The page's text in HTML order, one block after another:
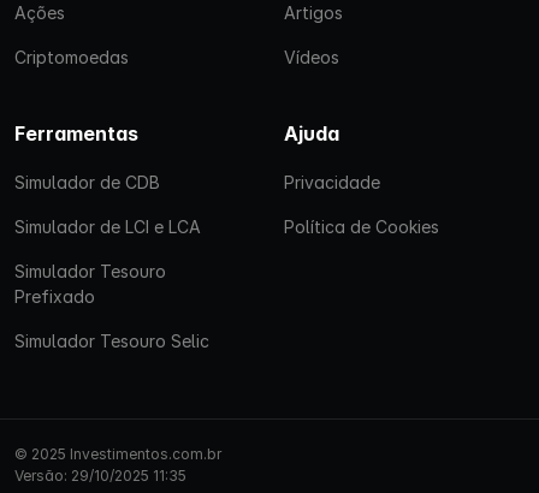
Ações
Criptomoedas
Artigos
Vídeos
Ferramentas
Simulador de CDB
Simulador de LCI e LCA
Simulador Tesouro
Prefixado
Simulador Tesouro Selic
Ajuda
Privacidade
Política de Cookies
© 2025 Investimentos.com.br
Versão: 29/10/2025 11:35